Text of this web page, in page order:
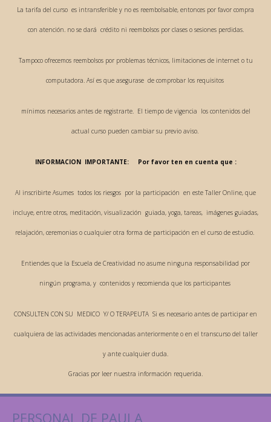
La tarifa del curso es intransferible y no es reembolsable, entonces por favor compra
con atención. no se dará crédito ni reembolsos por clases o sesiones perdidas.
Tampoco ofrecemos reembolsos por problemas técnicos, limitaciones de internet o tu
computadora. Así es que asegurase de comprobar los requisitos
mínimos necesarios antes de registrarte. El tiempo de vigencia los contenidos del
actual curso pueden cambiar su previo aviso.
INFORMACION IMPORTANTE: Por favor ten en cuenta que :
​Al inscribirte Asumes todos los riesgos por la participación en este Taller Online, que
incluye, entre otros, meditación, visualización guiada, yoga, tareas, imágenes guiadas,
relajación, ceremonias o cualquier otra forma de participación en el curso de estudio.
Entiendes que la Escuela de Creatividad no asume ninguna responsabilidad por
ningún programa, y contenidos y recomienda que los participantes
CONSULTEN CON SU MEDICO Y/ O TERAPEUTA Si es necesario antes de participar en
cualquiera de las actividades mencionadas anteriormente o en el transcurso del taller
y ante cualquier duda.
Gracias por leer nuestra información requerida.
PERSONAL DE PAULA